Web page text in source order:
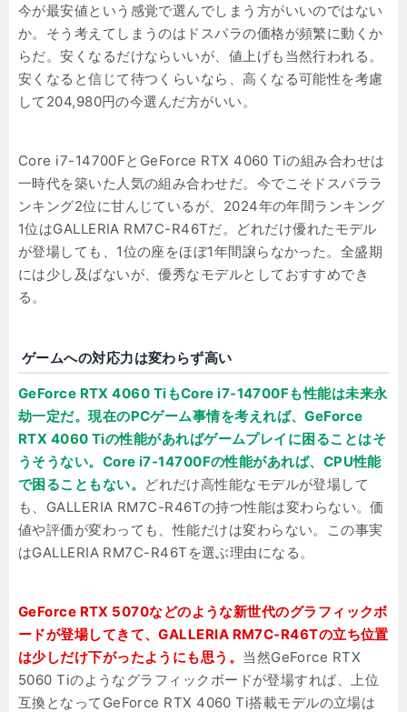
今が最安値という感覚で選んでしまう方がいいのではない
か。そう考えてしまうのはドスパラの価格が頻繁に動くか
らだ。安くなるだけならいいが、値上げも当然行われる。
安くなると信じて待つくらいなら、高くなる可能性を考慮
して204,980円の今選んだ方がいい。
Core i7-14700FとGeForce RTX 4060 Tiの組み合わせは
一時代を築いた人気の組み合わせだ。今でこそドスパララ
ンキング2位に甘んじているが、2024年の年間ランキング
1位はGALLERIA RM7C-R46Tだ。どれだけ優れたモデル
が登場しても、1位の座をほぼ1年間譲らなかった。全盛期
には少し及ばないが、優秀なモデルとしておすすめでき
る。
ゲームへの対応力は変わらず高い
GeForce RTX 4060 TiもCore i7-14700Fも性能は未来永
劫一定だ。現在のPCゲーム事情を考えれば、GeForce
RTX 4060 Tiの性能があればゲームプレイに困ることはそ
うそうない。Core i7-14700Fの性能があれば、CPU性能
で困ることもない。
どれだけ高性能なモデルが登場して
も、GALLERIA RM7C-R46Tの持つ性能は変わらない。価
値や評価が変わっても、性能だけは変わらない。この事実
はGALLERIA RM7C-R46Tを選ぶ理由になる。
GeForce RTX 5070などのような新世代のグラフィックボ
ードが登場してきて、GALLERIA RM7C-R46Tの立ち位置
は少しだけ下がったようにも思う。 当然GeForce RTX
5060 Tiのようなグラフィックボードが登場すれば、上位
互換となってGeForce RTX 4060 Ti搭載モデルの立場は